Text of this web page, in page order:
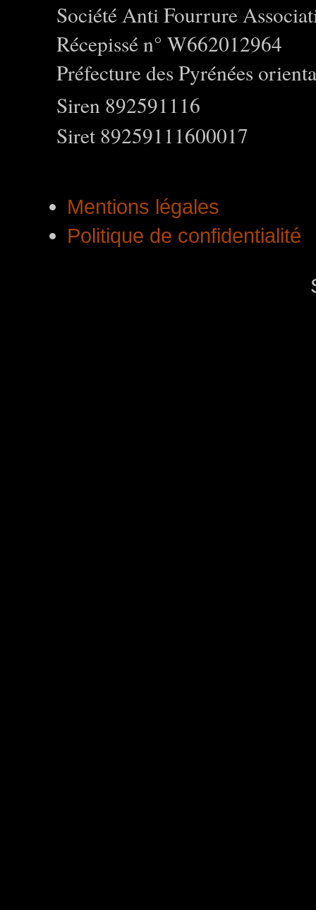
Société Anti Fourrure
Récepissé n° W662012964
Préfecture des Pyrénées
Siren 892591116
Siret 89259111600017
Mentions légales
Politique de confidentialité